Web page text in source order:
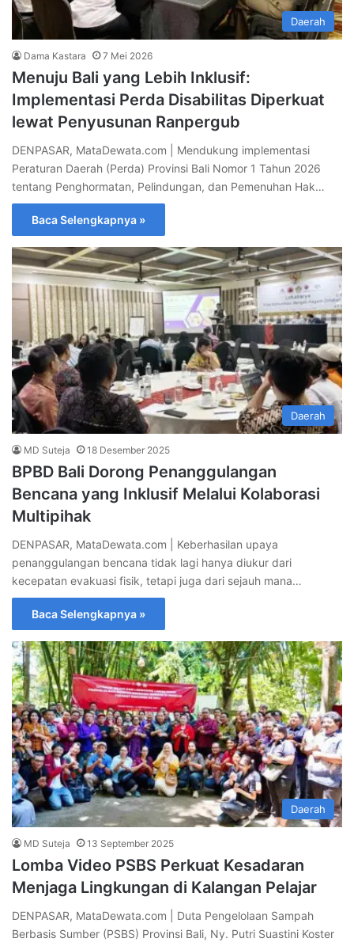
Daerah
Dama Kastara 7 Mei 2026
Menuju Bali yang Lebih Inklusif:
Implementasi Perda Disabilitas Diperkuat
lewat Penyusunan Ranpergub
DENPASAR, MataDewata.com | Mendukung implementasi
Peraturan Daerah (Perda) Provinsi Bali Nomor 1 Tahun 2026
tentang Penghormatan, Pelindungan, dan Pemenuhan Hak…
Baca Selengkapnya »
Daerah
MD Suteja 18 Desember 2025
BPBD Bali Dorong Penanggulangan
Bencana yang Inklusif Melalui Kolaborasi
Multipihak
DENPASAR, MataDewata.com | Keberhasilan upaya
penanggulangan bencana tidak lagi hanya diukur dari
kecepatan evakuasi fisik, tetapi juga dari sejauh mana…
Baca Selengkapnya »
Daerah
MD Suteja 13 September 2025
Lomba Video PSBS Perkuat Kesadaran
Menjaga Lingkungan di Kalangan Pelajar
DENPASAR, MataDewata.com | Duta Pengelolaan Sampah
Berbasis Sumber (PSBS) Provinsi Bali, Ny. Putri Suastini Koster